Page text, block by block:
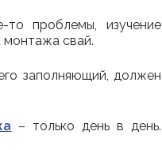
то проблемы, изучение
монтажа свай.
заполняющий, должен
– только день в день.